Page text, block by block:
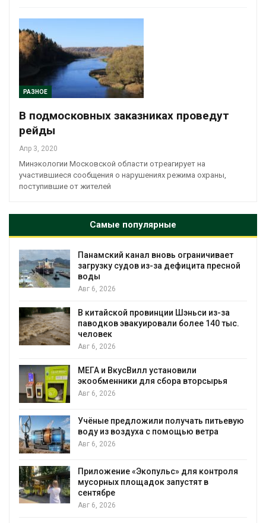
РАЗНОЕ
В подмосковных заказниках проведут
рейды
Апр 3, 2020
Минэкологии Московской области отреагирует на
участившиеся сообщения о нарушениях режима охраны,
поступившие от жителей
Самые популярные
Панамский канал вновь ограничивает
загрузку судов из-за дефицита пресной
воды
Авг 6, 2026
В китайской провинции Шэньси из-за
паводков эвакуировали более 140 тыс.
человек
Авг 6, 2026
МЕГА и ВкусВилл установили
экообменники для сбора вторсырья
Авг 6, 2026
Учёные предложили получать питьевую
воду из воздуха с помощью ветра
Авг 6, 2026
Приложение «Экопульс» для контроля
мусорных площадок запустят в
сентябре
Авг 6, 2026